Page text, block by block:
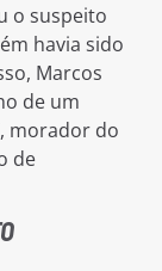
o suspeito
havia sido
Marcos
de um
morador do
de